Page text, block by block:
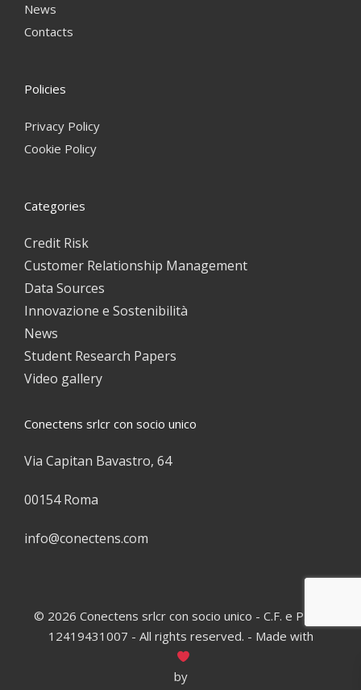
News
Contacts
Policies
Privacy Policy
Cookie Policy
Categories
Credit Risk
Customer Relationship Management
Data Sources
Innovazione e Sostenibilità
News
Student Research Papers
Video gallery
Conectens srlcr con socio unico
Via Capitan Bavastro, 64
00154 Roma
info@conectens.com
© 2026 Conectens srlcr con socio unico - C.F. e P.IVA:
12419431007 - All rights reserved. - Made with
by